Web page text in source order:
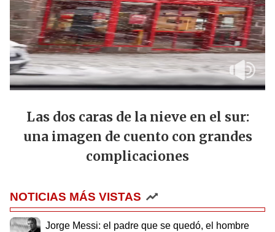
Las dos caras de la nieve en el sur:
una imagen de cuento con grandes
complicaciones
NOTICIAS MÁS VISTAS
Jorge Messi: el padre que se quedó, el hombre